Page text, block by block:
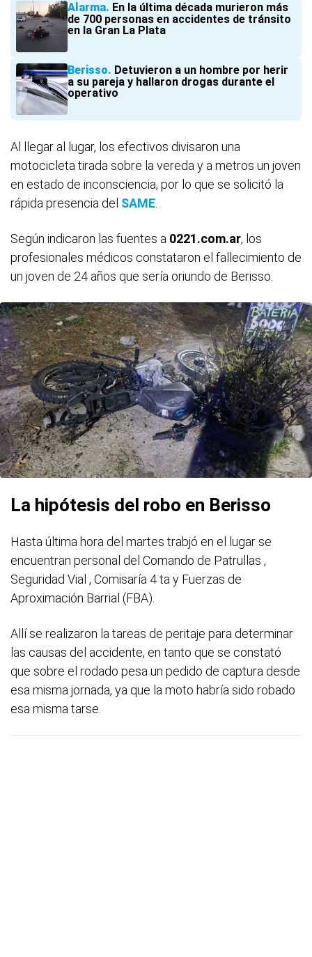
Alarma
En la última década murieron más
de 700 personas en accidentes de tránsito
en la Gran La Plata
Berisso
Detuvieron a un hombre por herir
a su pareja y hallaron drogas durante el
operativo
Al llegar al lugar, los efectivos divisaron una
motocicleta tirada sobre la vereda y a metros un joven
en estado de inconsciencia, por lo que se solicitó la
rápida presencia del SAME.
Según indicaron las fuentes a 0221.com.ar, los
profesionales médicos constataron el fallecimiento de
un joven de 24 años que sería oriundo de Berisso.
La hipótesis del robo en Berisso
Hasta última hora del martes trabjó en el lugar se
encuentran personal del Comando de Patrullas ,
Seguridad Vial , Comisaría 4 ta y Fuerzas de
Aproximación Barrial (FBA).
Allí se realizaron la tareas de peritaje para determinar
las causas del accidente, en tanto que se constató
que sobre el rodado pesa un pedido de captura desde
esa misma jornada, ya que la moto habría sido robado
esa misma tarse.